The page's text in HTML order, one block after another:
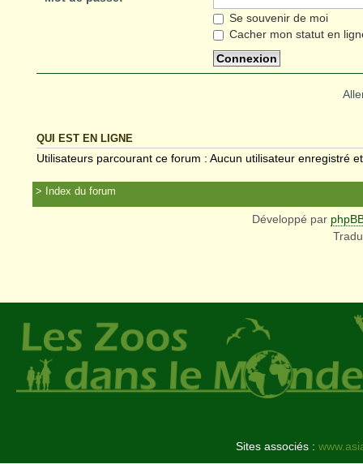
Se souvenir de moi
Cacher mon statut en
QUI EST EN LIGNE
Utilisateurs parcourant ce forum : Aucun utilisateur enregistré
Index du forum
Développé par
Sites associés :